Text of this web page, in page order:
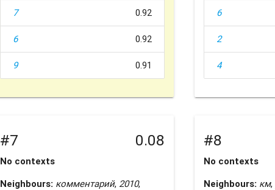
7 0.92
6 0.92
9 0.91
6
2
4
#7 0.08
No contexts
Neighbours: комментарий, 2010,
#8
No contexts
Neighbours: км,